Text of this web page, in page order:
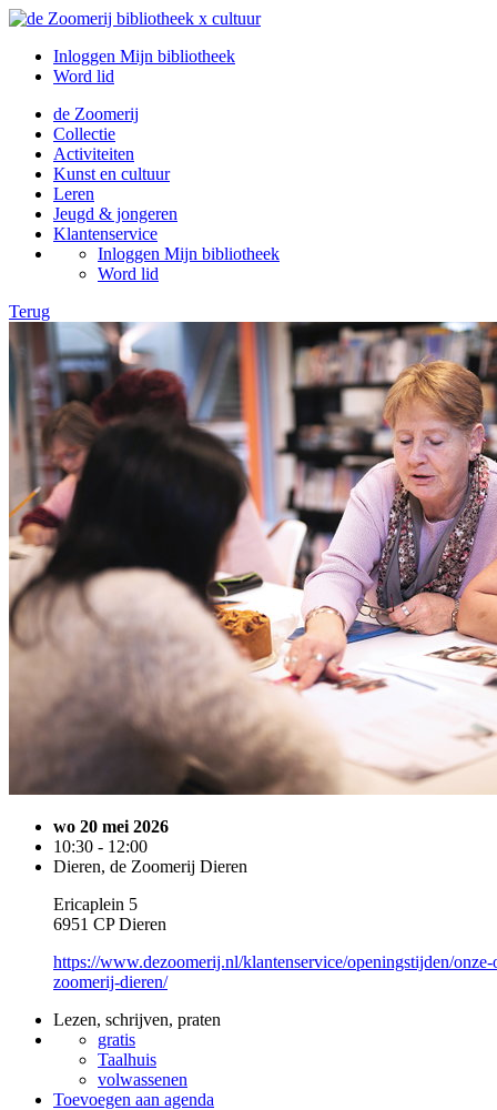
Inloggen Mijn bibliotheek
Word lid
de Zoomerij
Collectie
Activiteiten
Kunst en cultuur
Leren
Jeugd & jongeren
Klantenservice
Inloggen Mijn bibliotheek
Word lid
Terug
wo 20 mei 2026
10:30 - 12:00
Dieren, de Zoomerij Dieren
Ericaplein 5
6951 CP Dieren
https://www.dezoomerij.nl/klantenservice/openingstijden/
zoomerij-dieren/
Lezen, schrijven, praten
gratis
Taalhuis
volwassenen
Toevoegen aan agenda